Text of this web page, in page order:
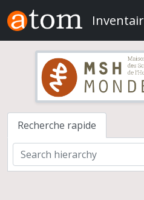
Skip to main content
Recherche rapide